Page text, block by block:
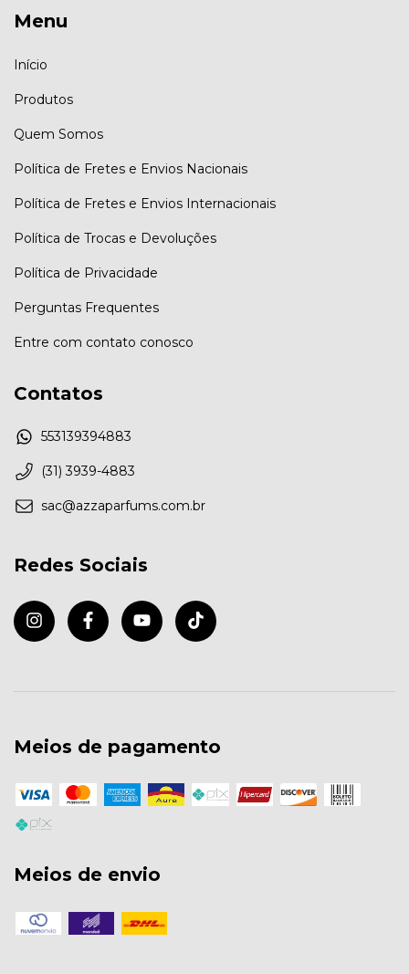
Menu
Início
Produtos
Quem Somos
Política de Fretes e Envios Nacionais
Política de Fretes e Envios Internacionais
Política de Trocas e Devoluções
Política de Privacidade
Perguntas Frequentes
Entre com contato conosco
Contatos
553139394883
(31) 3939-4883
sac@azzaparfums.com.br
Redes Sociais
Meios de pagamento
Meios de envio